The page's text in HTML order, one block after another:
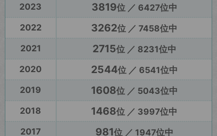
2023
3819位 ／ 6427位中
2022
3262位 ／ 7458位中
2021
2715位 ／ 8231位中
2020
2544位 ／ 6541位中
2019
1608位 ／ 5043位中
2018
1468位 ／ 3997位中
2017
981位 ／ 1947位中